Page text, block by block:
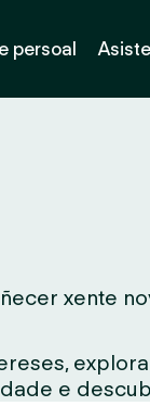
persoal
xente
e